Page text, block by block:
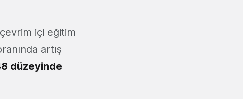
içi eğitim
artış
düzeyinde